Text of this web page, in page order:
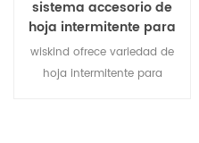
sistema accesorio de
hoja intermitente para
estructura de acero
wiskind ofrece variedad de
hoja intermitente para